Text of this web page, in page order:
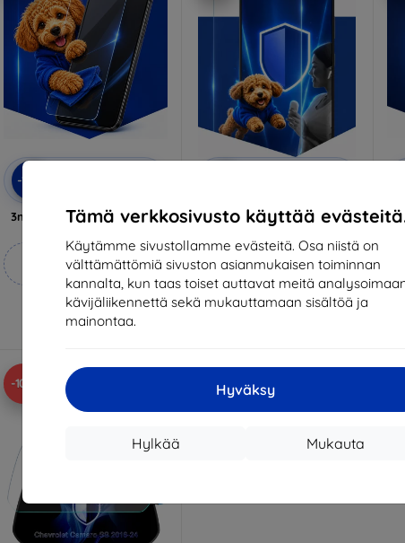
Tämä verkkosivusto käyttää
Käytämme sivustollamme evästeitä. Osa niistä on
välttämättömiä sivuston asianmukaisen toiminnan
kannalta, kun taas toiset auttavat meitä
kävijäliikennettä sekä mukauttamaan sisältöä ja
mainontaa.
Hyväksy
Mukauta
Hylkää
-10%
3mk Anti-Shock protective
glass
Mittojen mukaan
valmistettu
18,90 €
17,01 €
3mk Pure Matt protective
glass
Mittojen mukaan
valmistettu
14,90 €
-10%